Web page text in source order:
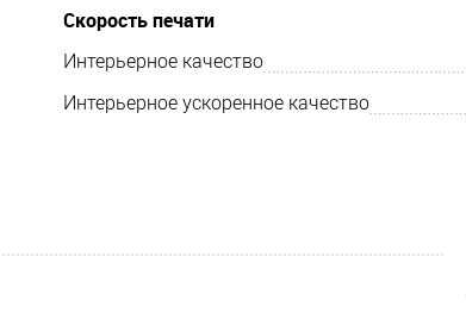
Скорость печати
Интерьерное качество
Интерьерное ускоренное качество